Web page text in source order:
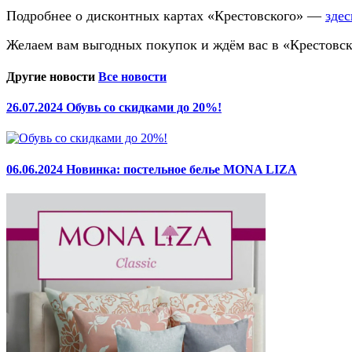
Подробнее о дисконтных картах «Крестовского» —
Желаем вам выгодных покупок и ждём вас в
Другие новости Все новости
26.07.2024 Обувь со скидками до 20%!
06.06.2024 Новинка: постельное белье MONA LIZA